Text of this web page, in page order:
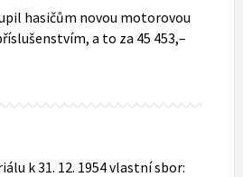
hasičům novou motorovou
a to za 45 453,–
k 31. 12. 1954 vlastní sbor: